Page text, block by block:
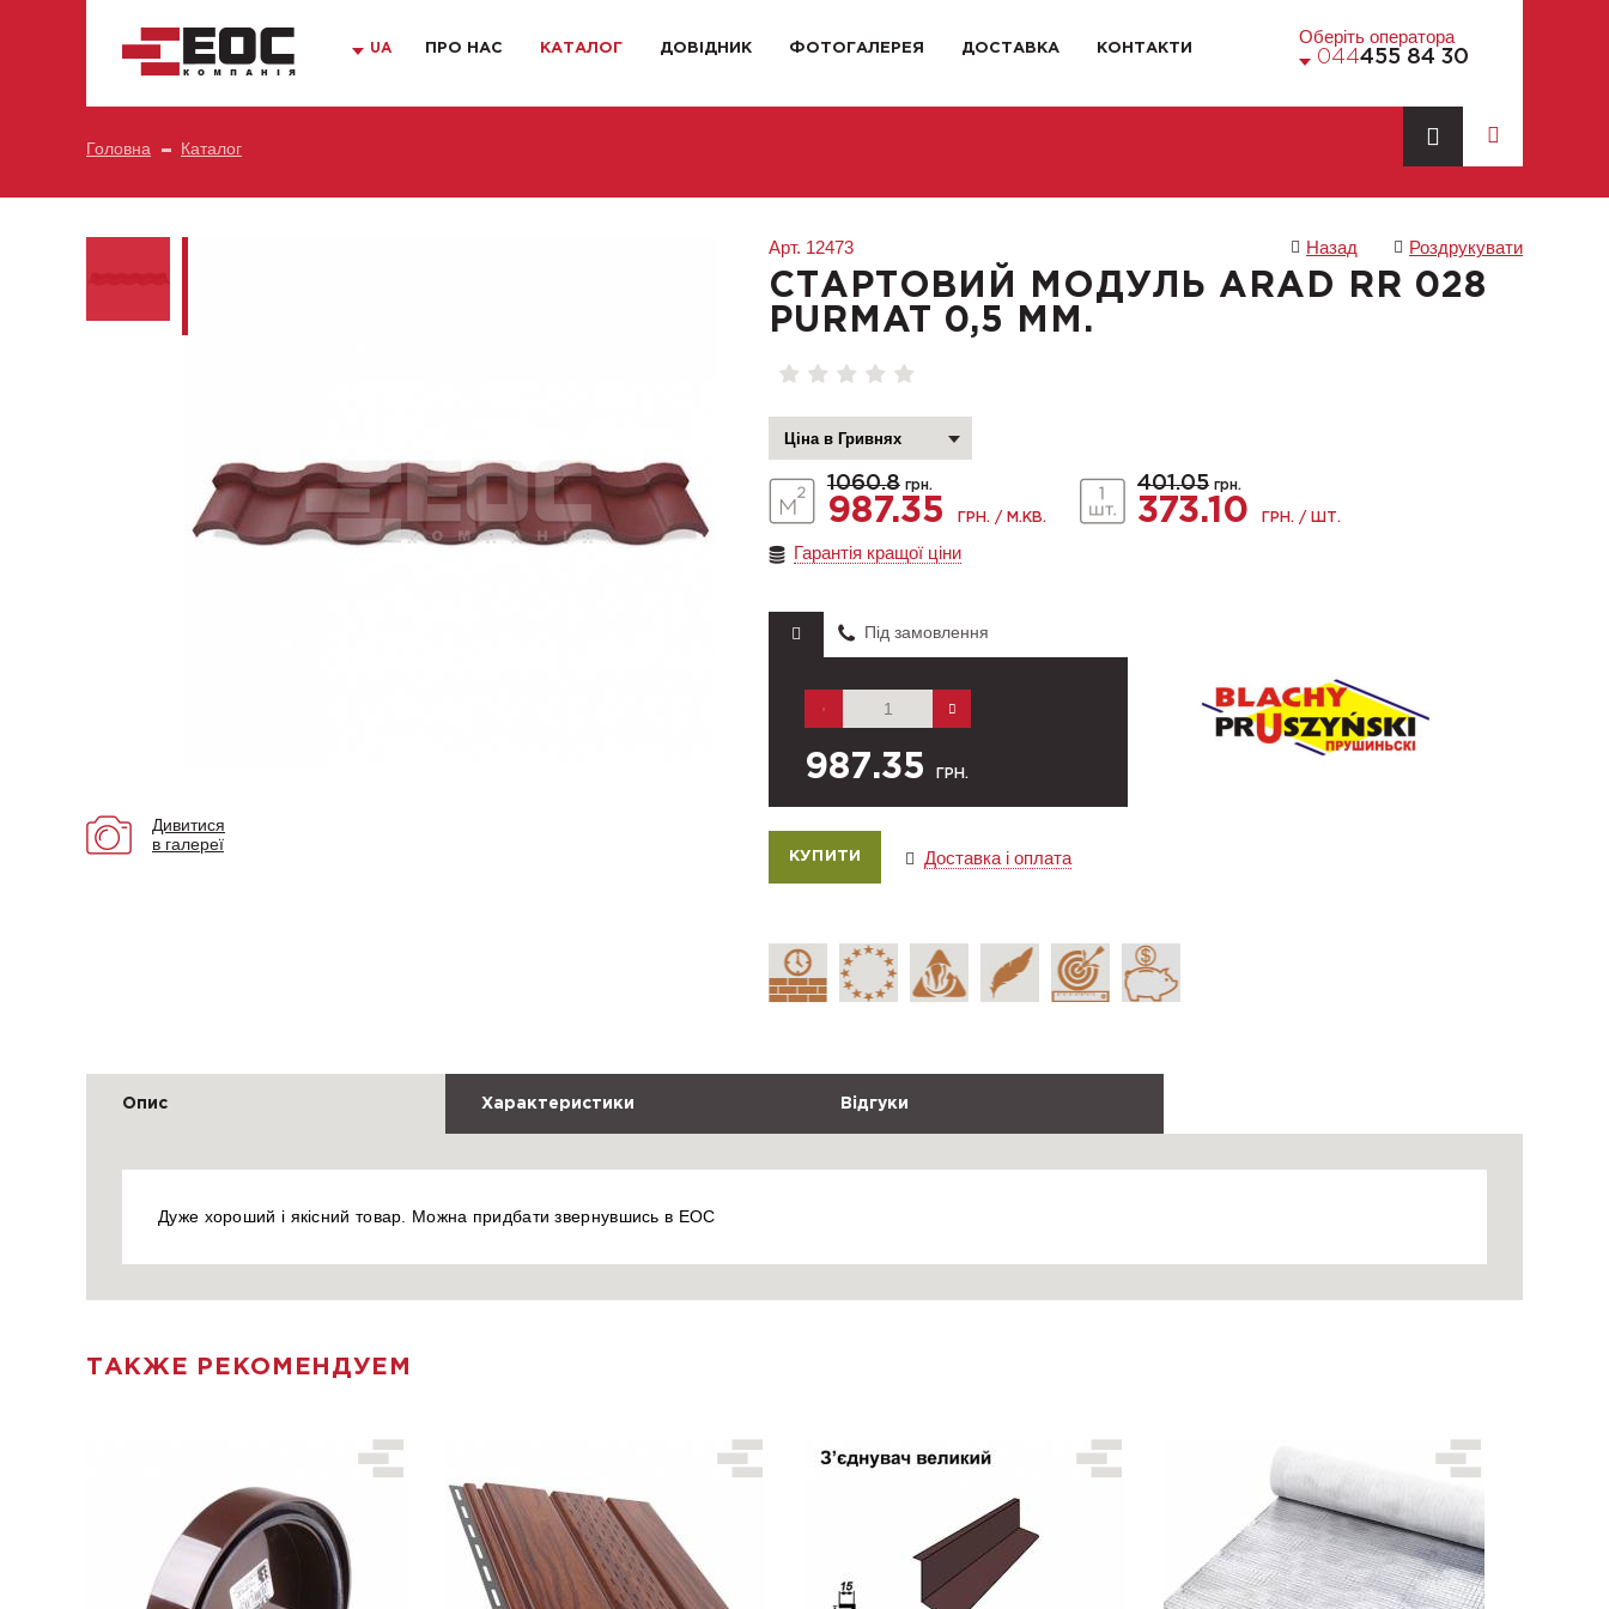
UA ПРО НАС КАТАЛОГ ДОВІДНИК ФОТОГАЛЕРЕЯ ДОСТАВКА КОНТАКТИ
Оберіть оператора
044455 84 30
Головна Каталог
Дивитися
в галереї
Арт. 12473 Назад Роздрукувати
СТАРТОВИЙ МОДУЛЬ ARAD RR 028
РURMAT 0,5 ММ.
1060.8 грн.
987.35 ГРН. / М.КВ.
401.05 грн.
373.10 ГРН. / ШТ.
Гарантія кращої ціни
Під замовлення
987.35 ГРН.
Доставка і оплата
Опис Характеристики Відгуки
Дуже хороший і якісний товар. Можна придбати звернувшись в ЕОС
ТАКЖЕ РЕКОМЕНДУЕМ